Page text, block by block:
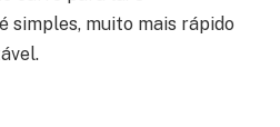
simples, muito mais rápido